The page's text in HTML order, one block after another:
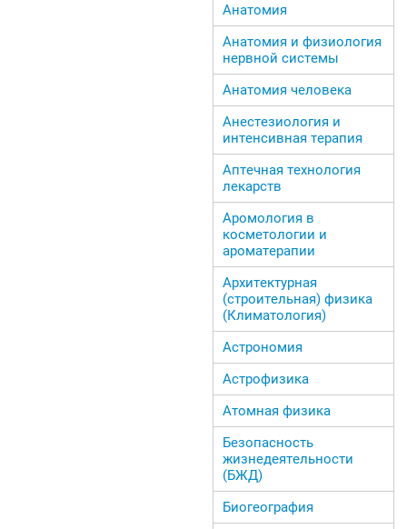
Анатомия
Анатомия и физиология
нервной системы
Анатомия человека
Анестезиология и
интенсивная терапия
Аптечная технология
лекарств
Аромология в
косметологии и
ароматерапии
Архитектурная
(строительная) физика
(Климатология)
Астрономия
Астрофизика
Атомная физика
Безопасность
жизнедеятельности
(БЖД)
Биогеография